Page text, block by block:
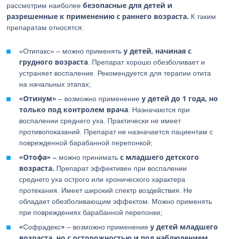
рассмотрим наиболеебезопасные для детей и
разрешенные к применению с раннего возраста. К таким
препаратам относятся:
«Отипакс» – можно применятьу детей, начиная с
грудного возраста . Препарат хорошо обезболивает и
устраняет воспаление. Рекомендуется для терапии отита
на начальных этапах;
«Отинум» – возможно применениеу детей до 1 года, но
только под контролем врача . Назначаются при
воспалении среднего уха. Практически не имеет
противопоказаний. Препарат не назначается пациентам с
поврежденной барабанной перепонкой;
«Отофа» – можно приниматьс младшего детского
возраста. Препарат эффективен при воспалении
среднего уха острого или хронического характера
протекания. Имеет широкий спектр воздействия. Не
обладает обезболивающим эффектом. Можно применять
при повреждениях барабанной перепонки;
«Софрадекс» – возможно применениеу детей младшего